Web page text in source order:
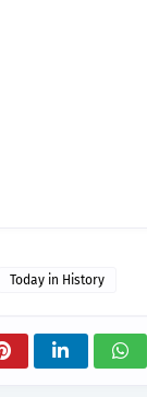
Today in History